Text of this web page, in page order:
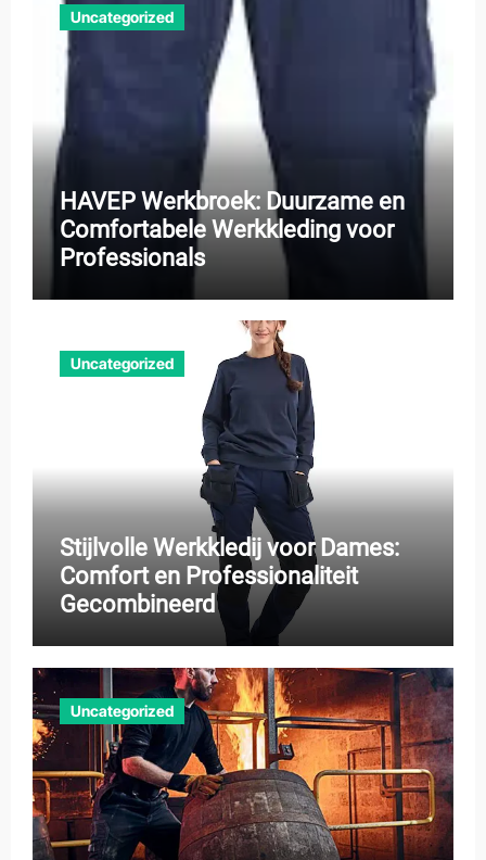
Uncategorized
HAVEP Werkbroek: Duurzame en
Comfortabele Werkkleding voor
Professionals
Uncategorized
Stijlvolle Werkkledij voor Dames:
Comfort en Professionaliteit
Gecombineerd
Uncategorized